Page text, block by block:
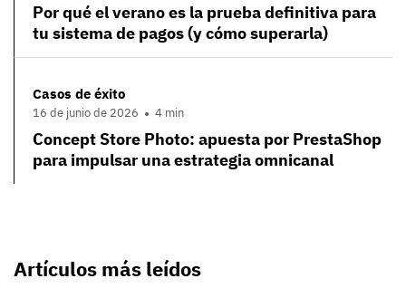
Por qué el verano es la prueba definitiva para
tu sistema de pagos (y cómo superarla)
Casos de éxito
16 de junio de 2026 4 min
Concept Store Photo: apuesta por PrestaShop
para impulsar una estrategia omnicanal
Artículos más leídos